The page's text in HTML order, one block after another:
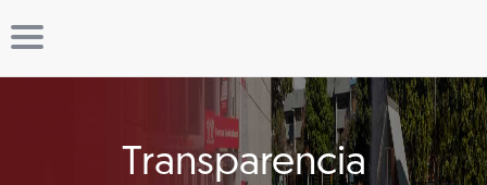
Transparencia